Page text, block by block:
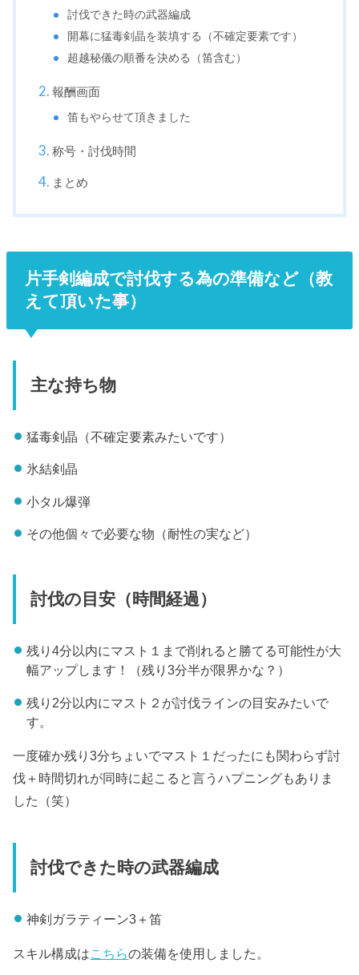
討伐できた時の武器編成
開幕に猛毒剣晶を装填する（不確定要素です）
超越秘儀の順番を決める（笛含む）
報酬画面
笛もやらせて頂きました
称号・討伐時間
まとめ
片手剣編成で討伐する為の準備など（教
えて頂いた事）
主な持ち物
猛毒剣晶（不確定要素みたいです）
氷結剣晶
小タル爆弾
その他個々で必要な物（耐性の実など）
討伐の目安（時間経過）
残り4分以内にマスト１まで削れると勝てる可能性が大
幅アップします！（残り3分半が限界かな？）
残り2分以内にマスト２が討伐ラインの目安みたいで
す。
一度確か残り3分ちょいでマスト１だったにも関わらず討
伐＋時間切れが同時に起こると言うハプニングもありま
した（笑）
討伐できた時の武器編成
神剣ガラティーン3＋笛
スキル構成はこちらの装備を使用しました。